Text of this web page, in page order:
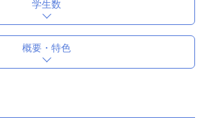
学生数
概要・特色